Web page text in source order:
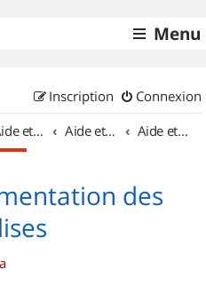
Menu
Connexion
Inscription
Aide et documentation Aide et documentation Aide et documentation des balises
des